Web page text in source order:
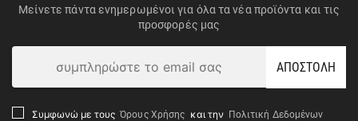
Μείνετε πάντα ενημερωμένοι για όλα τα νέα προϊόντα και τις
προσφορές μας
ΑΠΟΣΤΟΛΗ
Συμφωνώ με τους Όρους Χρήσης και την Πολιτική Δεδομένων